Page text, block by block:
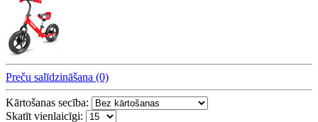
Preču salīdzināšana (0)
Kārtošanas secība:
Skatīt vienlaicīgi: